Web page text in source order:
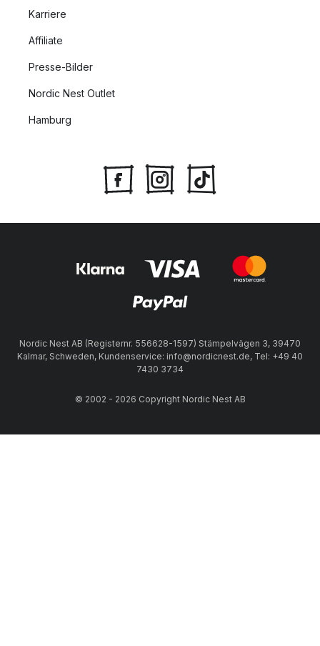
Karriere
Affiliate
Presse-Bilder
Nordic Nest Outlet
Hamburg
Nordic Nest AB (Registernr. 556628-1597) Stämpelvägen 3, 39470
Kalmar, Schweden, Kundenservice: info@nordicnest.de, Tel: +49 40
7430 3734
© 2002 - 2026 Copyright Nordic Nest AB